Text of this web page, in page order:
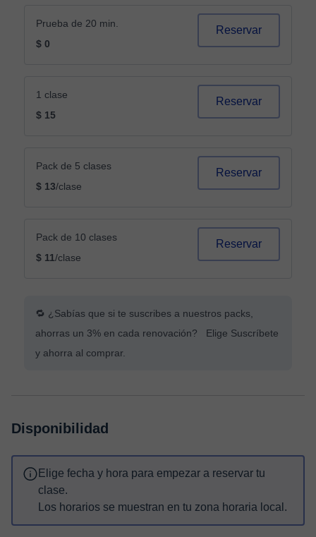
Prueba de 20 min.
$ 0
Reservar
1 clase
$ 15
Reservar
Pack de 5 clases
$ 13/clase
Reservar
Pack de 10 clases
$ 11/clase
Reservar
🔁 ¿Sabías que si te suscribes a nuestros packs,
ahorras un 3% en cada renovación? Elige Suscríbete
y ahorra al comprar.
Disponibilidad
Elige fecha y hora para empezar a reservar tu
clase.
Los horarios se muestran en tu zona horaria local.